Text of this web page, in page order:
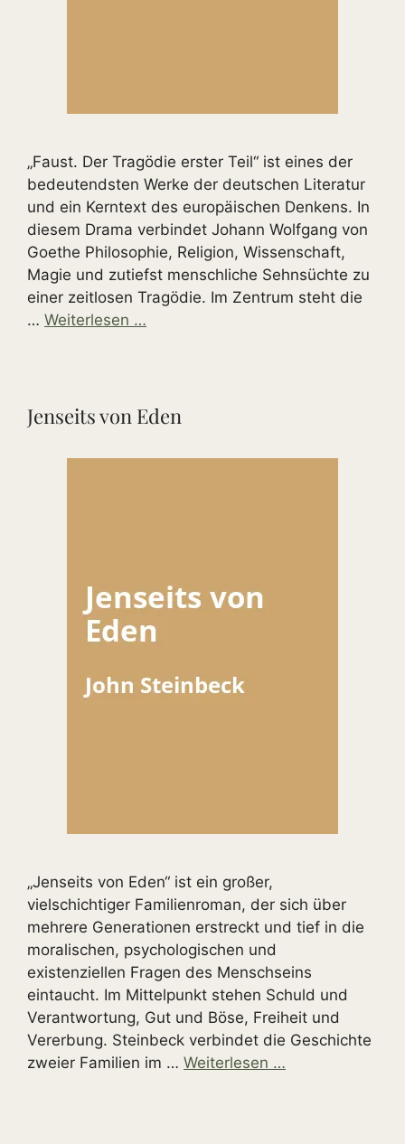
„Faust. Der Tragödie erster Teil“ ist eines der
bedeutendsten Werke der deutschen Literatur
und ein Kerntext des europäischen Denkens. In
diesem Drama verbindet Johann Wolfgang von
Goethe Philosophie, Religion, Wissenschaft,
Magie und zutiefst menschliche Sehnsüchte zu
einer zeitlosen Tragödie. Im Zentrum steht die
… Weiterlesen …
Jenseits von Eden
„Jenseits von Eden“ ist ein großer,
vielschichtiger Familienroman, der sich über
mehrere Generationen erstreckt und tief in die
moralischen, psychologischen und
existenziellen Fragen des Menschseins
eintaucht. Im Mittelpunkt stehen Schuld und
Verantwortung, Gut und Böse, Freiheit und
Vererbung. Steinbeck verbindet die Geschichte
zweier Familien im … Weiterlesen …